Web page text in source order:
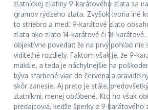
zlatníckej zliatiny 9-karátového zlata sa
gramov rýdzeho zlata. Zvyšok tvoria iné
to striebro a meď. 9-karátové zlato
zlata ako zlato 14-karátové či 18-karátové.
objektívne povedať, že na prvý pohľad nie
viditeľné rozdiely. Faktom však je, že 9-
mäkšie, a teda je náchylnejšie na
býva sfarbené viac do červena a
skôr zanesie. Aj preto je stále,
zlatníkmi, menej obľúbené. Kto ho však
predajcovia, keďže šperky z 9-karátového